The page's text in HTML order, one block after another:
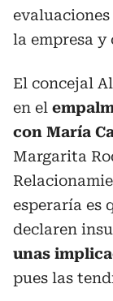
evaluaciones
la empresa y
El concejal
en el
con María
Margarita
esperaría es
declaren
unas
pues las